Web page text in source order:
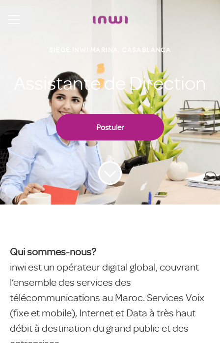
SIÈGE INWI MARINA, CASABLANCA
Assistante de Direction
Postuler
Qui sommes-nous?
inwi est un opérateur digital global, couvrant
l’ensemble des services des
télécommunications au Maroc. Services Voix
(fixe et mobile), Internet et Data à très haut
débit à destination du grand public et des